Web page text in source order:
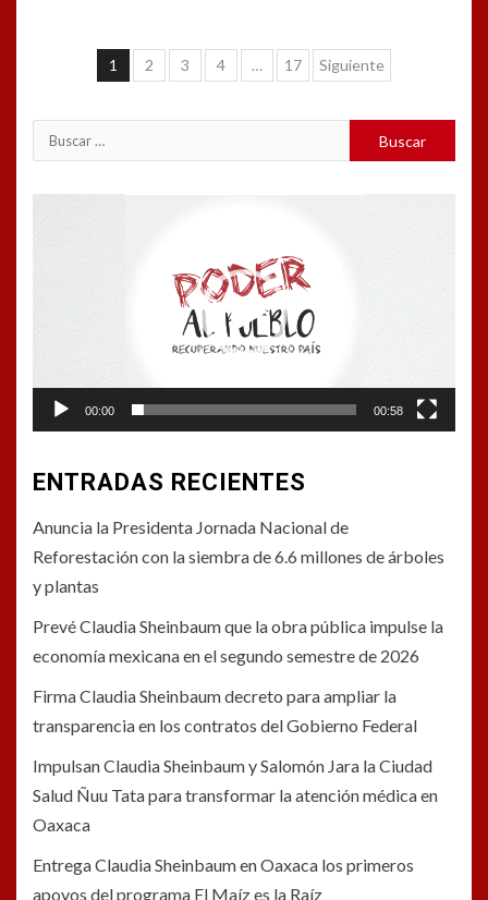
Navegación
entradas
1 2 3 4 … 17 Siguiente
Buscar:
00:00 00:58
ENTRADAS RECIENTES
Anuncia la Presidenta Jornada Nacional de
Reforestación con la siembra de 6.6 millones de árboles
y plantas
Prevé Claudia Sheinbaum que la obra pública impulse la
economía mexicana en el segundo semestre de 2026
Firma Claudia Sheinbaum decreto para ampliar la
transparencia en los contratos del Gobierno Federal
Impulsan Claudia Sheinbaum y Salomón Jara la Ciudad
Salud Ñuu Tata para transformar la atención médica en
Oaxaca
Entrega Claudia Sheinbaum en Oaxaca los primeros
apoyos del programa El Maíz es la Raíz